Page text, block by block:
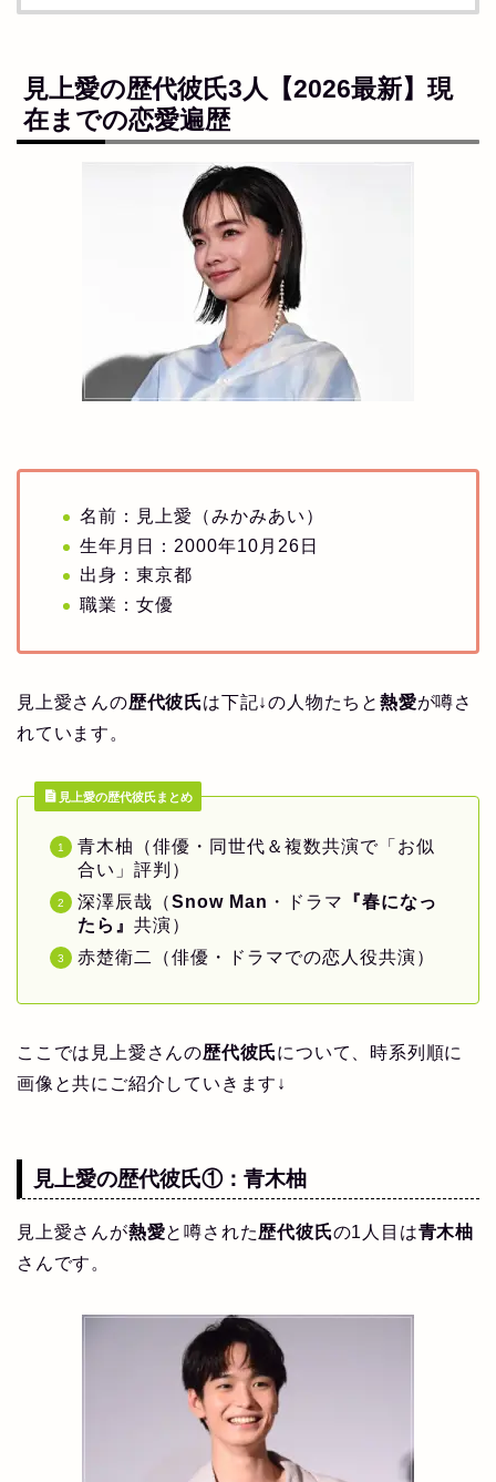
見上愛の歴代彼氏3人【2026最新】現
在までの恋愛遍歴
名前：見上愛（みかみあい）
生年月日：2000年10月26日
出身：東京都
職業：女優
見上愛さんの歴代彼氏は下記↓の人物たちと熱愛が噂さ
れています。
見上愛の歴代彼氏まとめ
青木柚（俳優・同世代＆複数共演で「お似
合い」評判）
深澤辰哉（Snow Man ・ドラマ
『春になっ
たら』 共演）
赤楚衛二（俳優・ドラマでの恋人役共演）
ここでは見上愛さんの歴代彼氏について、時系列順に
画像と共にご紹介していきます↓
見上愛の歴代彼氏①： 青木柚
見上愛さんが熱愛と噂された歴代彼氏の1人目は青木柚
さんです。